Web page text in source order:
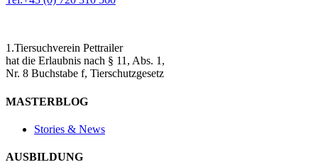
1.Tiersuchverein Pettrailer
hat die Erlaubnis nach § 11, Abs. 1,
Nr. 8 Buchstabe f, Tierschutzgesetz
MASTERBLOG
Stories & News
AUSBILDUNG